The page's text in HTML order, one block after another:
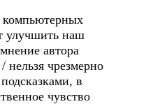
улучшить наш
автора
чрезмерно
в
чувство